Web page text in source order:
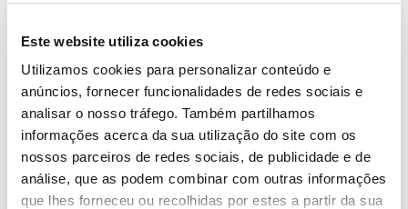
Este website utiliza cookies
Utilizamos cookies para personalizar conteúdo e
anúncios, fornecer funcionalidades de redes sociais e
analisar o nosso tráfego. Também partilhamos
informações acerca da sua utilização do site com os
nossos parceiros de redes sociais, de publicidade e de
análise, que as podem combinar com outras informações
que lhes forneceu ou recolhidas por estes a partir da sua
Em primeiro lugar, um crédito seguro!
O seguro comercializado pelo Banco
permite assegurar o pagamento das
prestações em diversas situações de
imprevisto! Conheça todas as
condições de elegibilidade e proteja-
se de eventuais imprevistos!